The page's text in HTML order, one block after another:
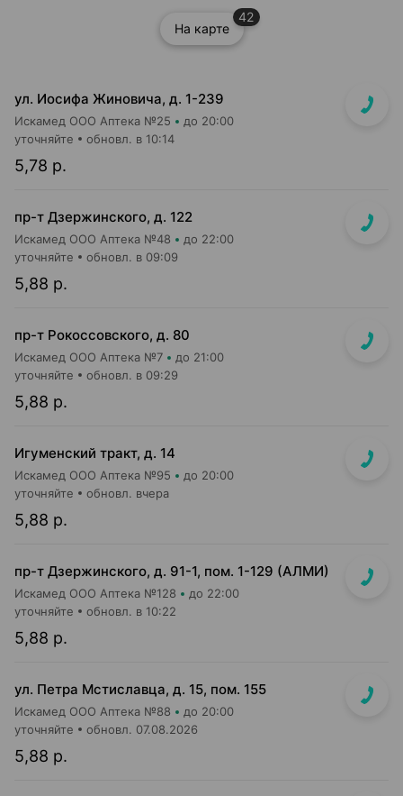
На карте
42
ул. Иосифа Жиновича, д. 1-239
Искамед ООО Аптека №25 до 20:00
5,78 р.
уточняйте обновл. в 10:14
пр-т Дзержинского, д. 122
Искамед ООО Аптека №48 до 22:00
5,88 р.
уточняйте обновл. в 09:09
пр-т Рокоссовского, д. 80
Искамед ООО Аптека №7 до 21:00
5,88 р.
уточняйте обновл. в 09:29
Игуменский тракт, д. 14
Искамед ООО Аптека №95 до 20:00
5,88 р.
уточняйте обновл. вчера
пр-т Дзержинского, д. 91-1, пом. 1-129 (АЛМИ)
Искамед ООО Аптека №128 до 22:00
5,88 р.
уточняйте обновл. в 10:22
ул. Петра Мстиславца, д. 15, пом. 155
Искамед ООО Аптека №88 до 20:00
5,88 р.
уточняйте обновл. 07.08.2026